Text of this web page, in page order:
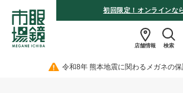
初回限定！オンラインな
店舗情報 検索
令和8年 熊本地震に関わるメガネの